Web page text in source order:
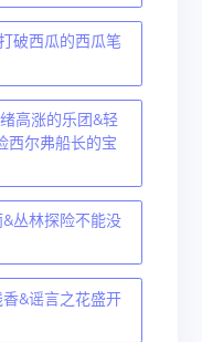
破西瓜的西瓜笔
高涨的乐团&轻
西尔弗船长的宝
丛林探险不能没
&谣言之花盛开